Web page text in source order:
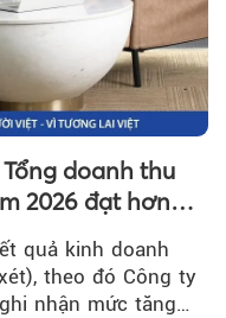
doanh thu
2026 đạt hơn
quả kinh doanh
theo đó Công ty
nhận mức tăng